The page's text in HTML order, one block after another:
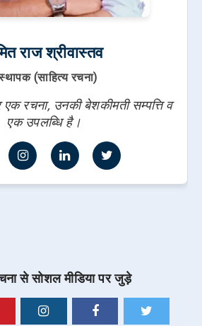
राज श्रीवास्तव
(साहित्य रचना)
एक रचना, उनकी बेशकीमती सम्पत्ति व
एक उपलब्धि है।
से सोशल मीडिया पर जुड़े